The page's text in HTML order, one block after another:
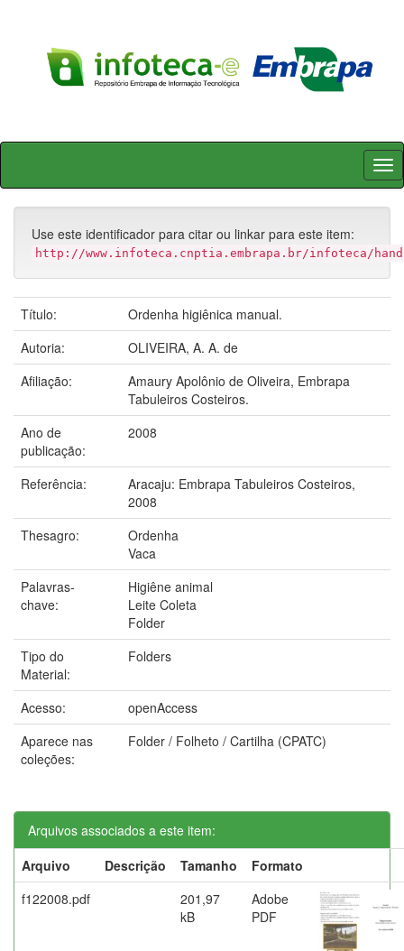
Skip
Use este identificador para citar ou linkar para este item:
http://www.infoteca.cnptia.embrapa.br/infoteca/
Título:
Ordenha higiênica manual.
Autoria:
OLIVEIRA, A. A. de
Afiliação:
Amaury Apolônio de Oliveira, Embrapa
Tabuleiros Costeiros.
Ano de
publicação:
2008
Referência:
Aracaju: Embrapa Tabuleiros Costeiros,
2008
Thesagro:
Ordenha
Vaca
Palavras-
chave:
Higiêne animal
Leite Coleta
Folder
Tipo do
Material:
Folders
Acesso:
openAccess
Aparece nas
coleções:
Folder / Folheto / Cartilha (CPATC)
Arquivos associados a este item:
Arquivo
Descrição Tamanho
Formato
f122008.pdf
201,97
kB
Adobe
PDF